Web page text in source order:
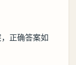
正确答案如